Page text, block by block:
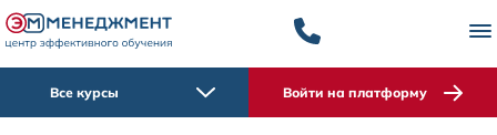
Все курсы Войти на платформу